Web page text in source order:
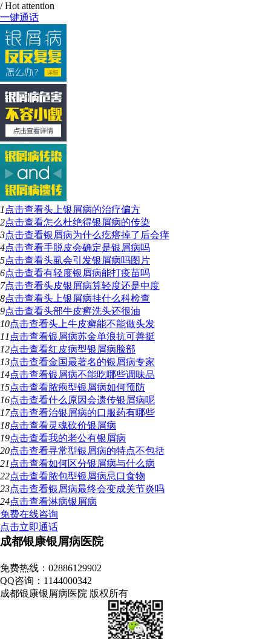
/ Hot attention
一键通话
1 点击查看头上银屑病的治疗偏方
2点击查看怎么杜绝得银屑病的传染
3点击查看银屑病为什么疙瘩掉了后会痒
4点击查看手脱皮会确定是银屑病吗
5点击查看头虱会引发银屑病吗图片
6点击查看有轻度银屑病能打疫苗吗
7点击查看头皮银屑病算轻度还是中度
8点击查看头上银屑病挂什么科检查
9点击查看头部牛皮癣洗头还很油
10点击查看头上牛皮癣能不能做头发
11 点击查看银屑病苏金单浪抗可善挺
12点击查看红皮病型银屑病脸部
13点击查看金国最著名的银屑病专家
14点击查看银屑病不能吃哪些调味品
15点击查看脓疱型银屑病如何预防
16点击查看什么原因会遗传银屑病呢
17点击查看治银屑病的口服药有哪些
18点击查看灵魂砍价银屑病
19点击查看我的老公有银屑病
20点击查看寻常型银屑病的特点不包括
21 点击查看如何区分银屑病与什么病
22点击查看脓包型银屑病忌口食物
23点击查看银屑病最终会变成关节炎吗
24点击查看淋病银屑病
免费在线咨询
点击立即通话
成都银康银屑病医院
免费热线：02886129902
QQ咨询：1144000342
成都银康银屑病医院 版权所有